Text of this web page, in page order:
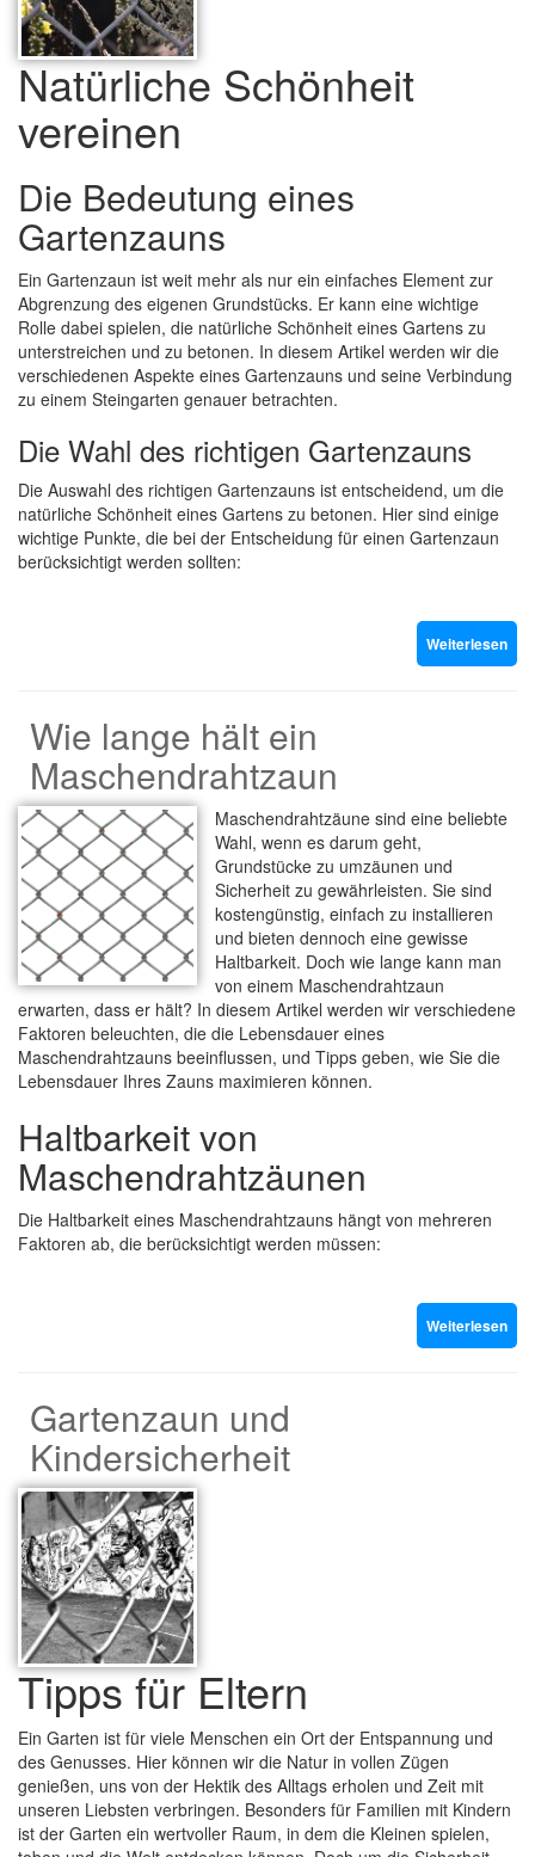
Natürliche Schönheit
vereinen
Die Bedeutung eines
Gartenzauns
Ein Gartenzaun ist weit mehr als nur ein einfaches Element zur
Abgrenzung des eigenen Grundstücks. Er kann eine wichtige
Rolle dabei spielen, die natürliche Schönheit eines Gartens zu
unterstreichen und zu betonen. In diesem Artikel werden wir die
verschiedenen Aspekte eines Gartenzauns und seine Verbindung
zu einem Steingarten genauer betrachten.
Die Wahl des richtigen Gartenzauns
Die Auswahl des richtigen Gartenzauns ist entscheidend, um die
natürliche Schönheit eines Gartens zu betonen. Hier sind einige
wichtige Punkte, die bei der Entscheidung für einen Gartenzaun
berücksichtigt werden sollten:
Weiterlesen
Wie lange hält ein
Maschendrahtzaun
Maschendrahtzäune sind eine beliebte
Wahl, wenn es darum geht,
Grundstücke zu umzäunen und
Sicherheit zu gewährleisten. Sie sind
kostengünstig, einfach zu installieren
und bieten dennoch eine gewisse
Haltbarkeit. Doch wie lange kann man
von einem Maschendrahtzaun
erwarten, dass er hält? In diesem Artikel werden wir verschiedene
Faktoren beleuchten, die die Lebensdauer eines
Maschendrahtzauns beeinflussen, und Tipps geben, wie Sie die
Lebensdauer Ihres Zauns maximieren können.
Haltbarkeit von
Maschendrahtzäunen
Die Haltbarkeit eines Maschendrahtzauns hängt von mehreren
Faktoren ab, die berücksichtigt werden müssen:
Weiterlesen
Gartenzaun und
Kindersicherheit
Tipps für Eltern
Ein Garten ist für viele Menschen ein Ort der Entspannung und
des Genusses. Hier können wir die Natur in vollen Zügen
genießen, uns von der Hektik des Alltags erholen und Zeit mit
unseren Liebsten verbringen. Besonders für Familien mit Kindern
ist der Garten ein wertvoller Raum, in dem die Kleinen spielen,